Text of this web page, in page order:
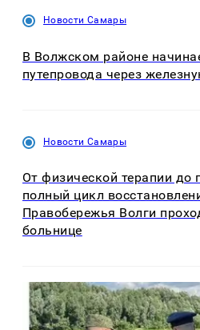
Новости Самары
В Волжском районе
путепровода через
Новости Самары
От физической терапии до
полный цикл
Правобережья Волги
больнице